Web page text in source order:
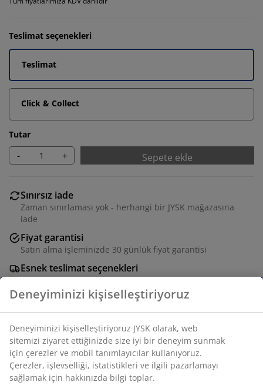
Teslimat seçenekleri
Teslimat
Click & Collect
Tutar
- + Sepete ekle
Sınırsız iade
Zaman sınırlaması yok - herhangi bir JYSK mağazasına
iade
Fiyat garantisi
Satın alma işleminizde 30 günlük fiyat garantisi
Esnek teslimat seçenekleri
Seçtiğiniz hızlı ve kolay teslimat
SKU: 6894861
Özellikler
Deneyiminizi kişiselleştiriyoruz
Deneyiminizi kişiselleştiriyoruz JYSK olarak, web
sitemizi ziyaret ettiğinizde size iyi bir deneyim sunmak
için çerezler ve mobil tanımlayıcılar kullanıyoruz.
Çerezler, işlevselliği, istatistikleri ve ilgili pazarlamayı
sağlamak için hakkınızda bilgi toplar.